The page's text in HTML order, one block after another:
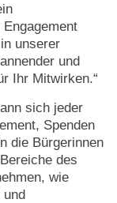
unserer
und
Ihr Mitwirken.“
sich jeder
Spenden
die Bürgerinnen
des
wie
und